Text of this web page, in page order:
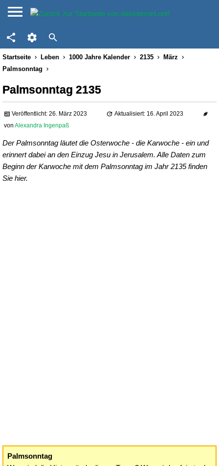
Startseite Leben 1000 Jahre Kalender 2135
März
Palmsonntag
Palmsonntag 2135
Veröffentlicht: 26. März 2023
Aktualisiert: 16. April 2023
von Alexandra Ingenpaß
Der Palmsonntag läutet die Osterwoche - die Karwoche - ein und
erinnert dabei an den Einzug Jesu in Jerusalem. Alle Daten zum
Beginn der Karwoche mit dem Palmsonntag im Jahr 2135 finden
Sie hier.
Palmsonntag